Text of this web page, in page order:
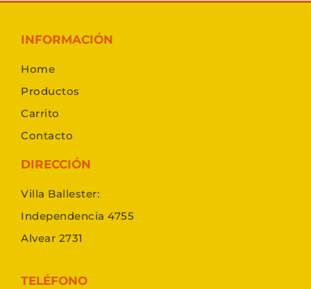
INFORMACIÓN
Home
Productos
Carrito
Contacto
DIRECCIÓN
Villa Ballester:
Independencia 4755
Alvear 2731
TELÉFONO